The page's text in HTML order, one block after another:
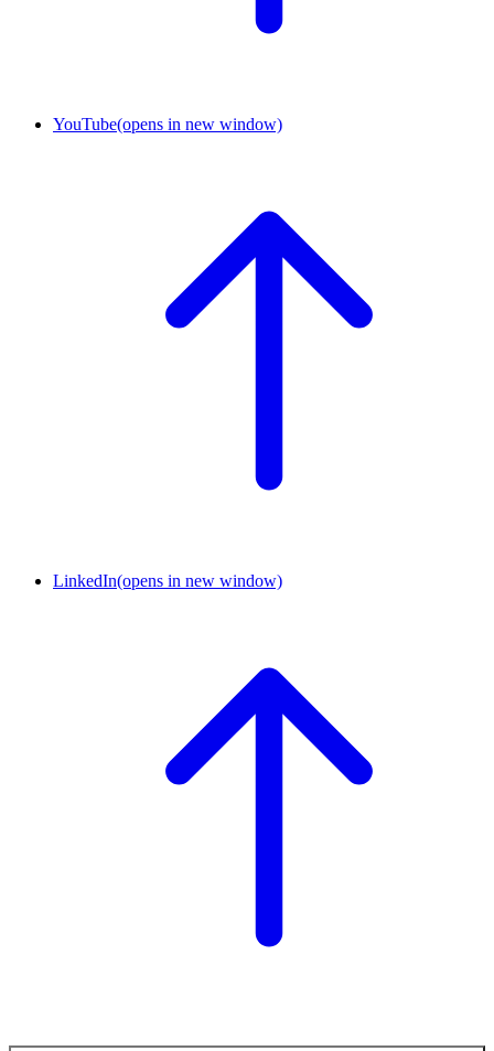
YouTube(opens in new window)
LinkedIn(opens in new window)